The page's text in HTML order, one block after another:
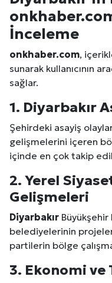
İnceleme
onkhaber.com,
sunarak kullanıcının
sağlar.
1. Diyarbakır
Şehirdeki asayiş
gelişmelerini içeren
içinde en çok takip
2. Yerel
Gelişmeleri
Diyarbakır
belediyelerinin
partilerin bölge
3. Ekonomi ve